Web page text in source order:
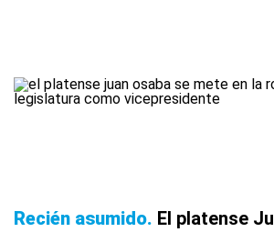
Recién asumido El platense